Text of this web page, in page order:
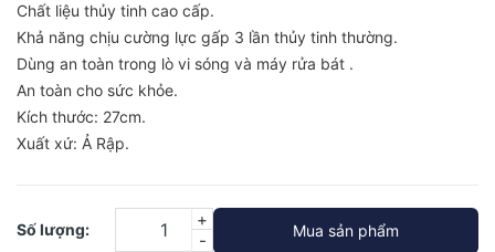
Chất liệu thủy tinh cao cấp.
Khả năng chịu cường lực gấp 3 lần thủy tinh thường.
Dùng an toàn trong lò vi sóng và máy rửa bát .
An toàn cho sức khỏe.
Kích thước: 27cm.
Xuất xứ: Ả Rập.
Số lượng:
-
+
Mua sản phẩm